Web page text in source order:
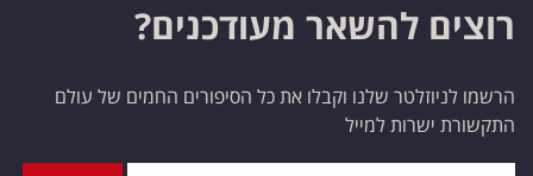
רוצים להשאר מעודכנים?
הרשמו לניוזלטר שלנו וקבלו את כל הסיפורים החמים של עולם
התקשורת ישרות למייל